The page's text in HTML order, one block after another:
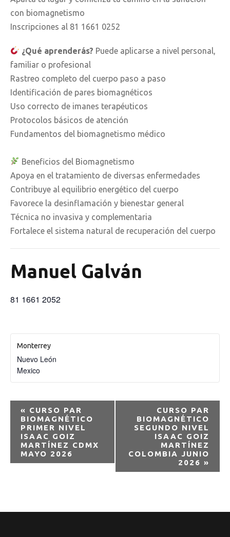
con biomagnetismo
Inscripciones al ⁨81 1661 0252⁩
¿Qué aprenderás? Puede aplicarse a nivel personal,
familiar o profesional
Rastreo completo del cuerpo paso a paso
Identificación de pares biomagnéticos
Uso correcto de imanes terapéuticos
Protocolos básicos de atención
Fundamentos del biomagnetismo médico
Beneficios del Biomagnetismo
Apoya en el tratamiento de diversas enfermedades
Contribuye al equilibrio energético del cuerpo
Favorece la desinflamación y bienestar general
Técnica no invasiva y complementaria
Fortalece el sistema natural de recuperación del cuerpo
Manuel Galván
81 1661 2052
Monterrey
Nuevo León
Mexico
E« CURSO PAR
BIOMAGNÉTICO
PRIMER NIVEL
ISAAC GOIZ
MARTÍNEZ CDMX
MAYO 2026
CURSO PAR
BIOMAGNÉTICO
SEGUNDO NIVEL
ISAAC GOIZ
MARTÍNEZ
COLOMBIA JUNIO
2026 »